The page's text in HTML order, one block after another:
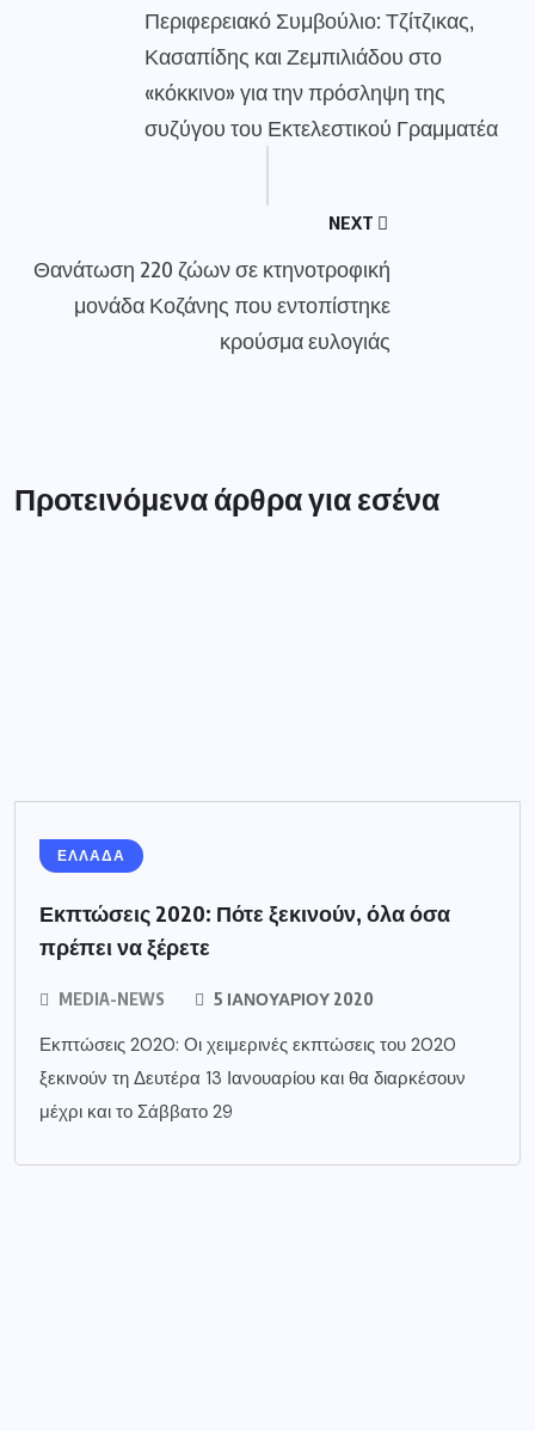
Περιφερειακό Συμβούλιο: Τζίτζικας,
Κασαπίδης και Ζεμπιλιάδου στο
«κόκκινο» για την πρόσληψη της
συζύγου του Εκτελεστικού Γραμματέα
NEXT
Θανάτωση 220 ζώων σε κτηνοτροφική
μονάδα Κοζάνης που εντοπίστηκε
κρούσμα ευλογιάς
Προτεινόμενα άρθρα για εσένα
ΕΛΛΑΔΑ
Εκπτώσεις 2020: Πότε ξεκινούν, όλα όσα
πρέπει να ξέρετε
MEDIA-NEWS 5 ΙΑΝΟΥΑΡΊΟΥ 2020
Εκπτώσεις 2020: Οι χειμερινές εκπτώσεις του 2020
ξεκινούν τη Δευτέρα 13 Ιανουαρίου και θα διαρκέσουν
μέχρι και το Σάββατο 29